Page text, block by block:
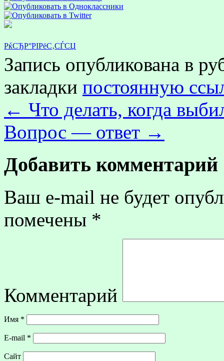
РќСЂР°РІРёС‚СЃСЏ
Запись опубликована в
закладки постоянную
← Что делать, когда
Вопрос — ответ →
Добавить комментарий
Ваш e-mail не будет
помечены *
Комментарий
Имя *
E-mail *
Сайт